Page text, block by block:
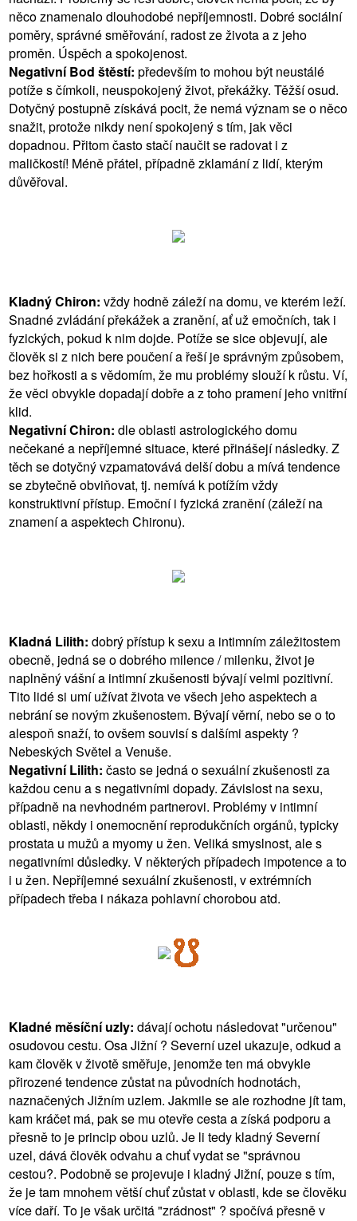
něco znamenalo dlouhodobé nepříjemnosti. Dobré sociální
poměry, správné směřování, radost ze života a z jeho
proměn. Úspěch a spokojenost.
Negativní Bod štěstí: především to mohou být neustálé
potíže s čímkoli, neuspokojený život, překážky. Těžší osud.
Dotyčný postupně získává pocit, že nemá význam se o něco
snažit, protože nikdy není spokojený s tím, jak věci
dopadnou. Přitom často stačí naučit se radovat i z
maličkostí! Méně přátel, případně zklamání z lidí, kterým
důvěřoval.
Kladný Chiron: vždy hodně záleží na domu, ve kterém leží.
Snadné zvládání překážek a zranění, ať už emočních, tak i
fyzických, pokud k nim dojde. Potíže se sice objevují, ale
člověk si z nich bere poučení a řeší je správným způsobem,
bez hořkosti a s vědomím, že mu problémy slouží k růstu. Ví,
že věci obvykle dopadají dobře a z toho pramení jeho vnitřní
klid.
Negativní Chiron: dle oblasti astrologického domu
nečekané a nepříjemné situace, které přinášejí následky. Z
těch se dotyčný vzpamatovává delší dobu a mívá tendence
se zbytečně obviňovat, tj. nemívá k potížím vždy
konstruktivní přístup. Emoční i fyzická zranění (záleží na
znamení a aspektech Chironu).
Kladná Lilith: dobrý přístup k sexu a intimním záležitostem
obecně, jedná se o dobrého milence / milenku, život je
naplněný vášní a intimní zkušenosti bývají velmi pozitivní.
Tito lidé si umí užívat života ve všech jeho aspektech a
nebrání se novým zkušenostem. Bývají věrní, nebo se o to
alespoň snaží, to ovšem souvisí s dalšími aspekty ?
Nebeských Světel a Venuše.
Negativní Lilith: často se jedná o sexuální zkušenosti za
každou cenu a s negativními dopady. Závislost na sexu,
případně na nevhodném partnerovi. Problémy v intimní
oblasti, někdy i onemocnění reprodukčních orgánů, typicky
prostata u mužů a myomy u žen. Veliká smyslnost, ale s
negativními důsledky. V některých případech impotence a to
i u žen. Nepříjemné sexuální zkušenosti, v extrémních
případech třeba i nákaza pohlavní chorobou atd.
Kladné měsíční uzly: dávají ochotu následovat "určenou"
osudovou cestu. Osa Jižní ? Severní uzel ukazuje, odkud a
kam člověk v životě směřuje, jenomže ten má obvykle
přirozené tendence zůstat na původních hodnotách,
naznačených Jižním uzlem. Jakmile se ale rozhodne jít tam,
kam kráčet má, pak se mu otevře cesta a získá podporu a
přesně to je princip obou uzlů. Je li tedy kladný Severní
uzel, dává člověk odvahu a chuť vydat se "správnou
cestou?. Podobně se projevuje i kladný Jižní, pouze s tím,
že je tam mnohem větší chuť zůstat v oblasti, kde se člověku
více daří. To je však určitá "zrádnost" ? spočívá přesně v